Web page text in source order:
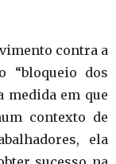
contra a
“bloqueio dos
medida em que
contexto de
ela